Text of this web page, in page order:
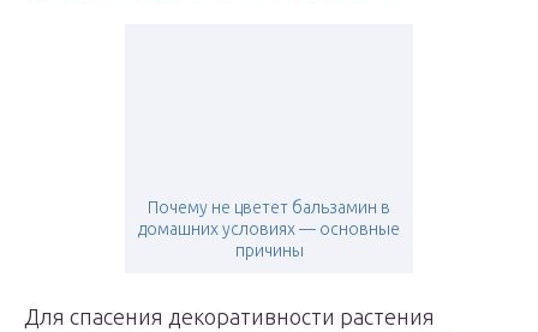
Почему не цветет бальзамин в
домашних условиях — основные
причины
Для спасения декоративности растения